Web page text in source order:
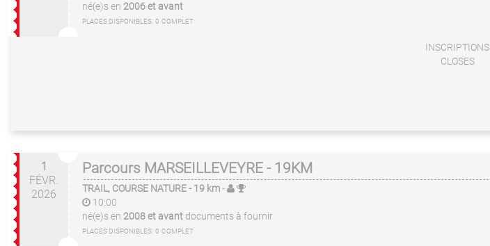
né(e)s en 2006 et avant
PLACES DISPONIBLES: 0 COMPLET
INSCRIPTIONS
CLOSES
1
FÉVR.
2026
Parcours MARSEILLEVEYRE - 19KM
TRAIL, COURSE NATURE- 19 km-
10:00
né(e)s en 2008 et avant documents à fournir
PLACES DISPONIBLES: 0 COMPLET